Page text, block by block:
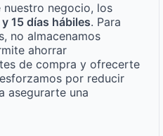
negocio, los
15 días hábiles. Para
no almacenamos
ahorrar
de compra y ofrecerte
por reducir
asegurarte una